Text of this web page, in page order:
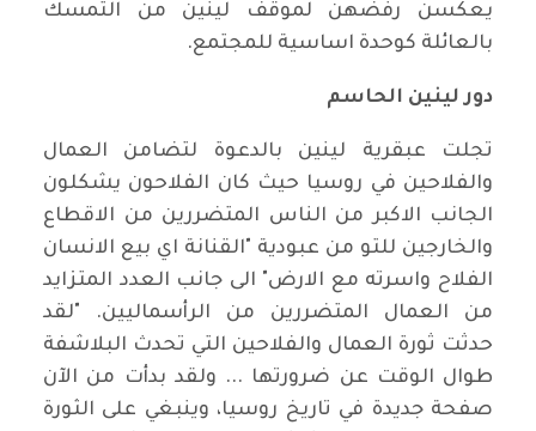
يعكسن رفضهن لموقف لينين من التمسك
بالعائلة كوحدة اساسية للمجتمع.
دور لينين الحاسم
تجلت عبقرية لينين بالدعوة لتضامن العمال
والفلاحين في روسيا حيث كان الفلاحون يشكلون
الجانب الاكبر من الناس المتضررين من الاقطاع
والخارجين للتو من عبودية "القنانة اي بيع الانسان
الفلاح واسرته مع الارض" الى جانب العدد المتزايد
من العمال المتضررين من الرأسماليين. "لقد
حدثت ثورة العمال والفلاحين التي تحدث البلاشفة
طوال الوقت عن ضرورتها ... ولقد بدأت من الآن
صفحة جديدة في تاريخ روسيا، وينبغي على الثورة